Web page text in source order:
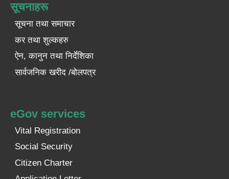
सूचनाहरू
सूचना तथा समाचार
कर तथा शुल्कहरु
ऐन, कानुन तथा निर्देशिका
सार्वजनिक खरीद /बोलपत्र
eGov services
Vital Registration
Social Security
Citizen Charter